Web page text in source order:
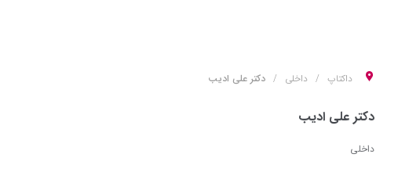
داکتاپ داخلی دکتر علی ادیب
دکتر علی ادیب
داخلی